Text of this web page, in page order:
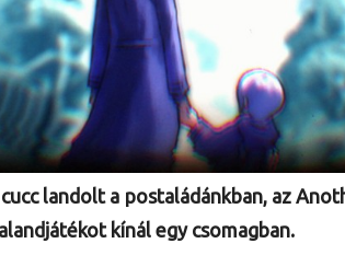
landolt a postaládánkban, az
kínál egy csomagban.